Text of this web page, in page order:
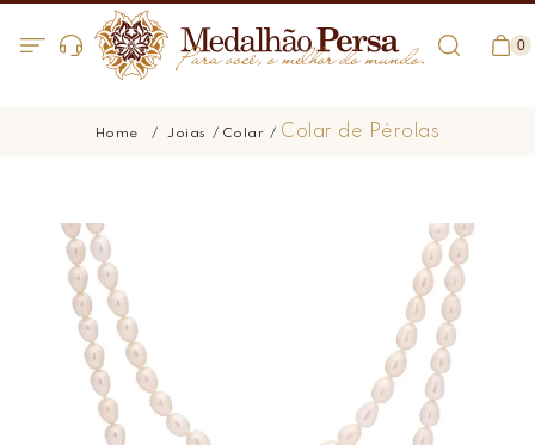
0
Joias Colar Colar de Pérolas